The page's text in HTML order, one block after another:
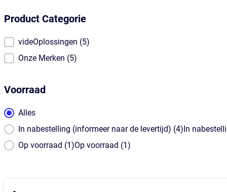
Product Categorie
Product Categorie
videOplossingen (5)
Onze Merken (5)
Voorraad
Voorraad
Alles
In nabestelling (informeer naar de levertijd) (4)In
Op voorraad (1)Op voorraad (1)